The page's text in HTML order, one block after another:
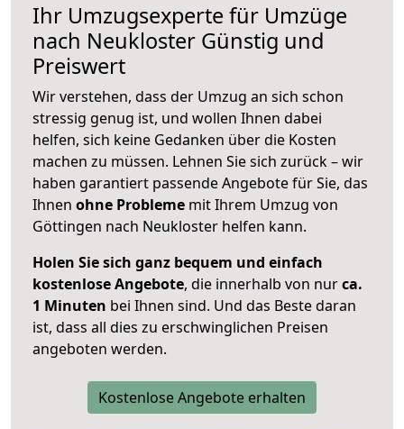
Ihr Umzugsexperte für Umzüge
nach Neukloster Günstig und
Preiswert
Wir verstehen, dass der Umzug an sich schon
stressig genug ist, und wollen Ihnen dabei
helfen, sich keine Gedanken über die Kosten
machen zu müssen. Lehnen Sie sich zurück – wir
haben garantiert passende Angebote für Sie, das
Ihnen ohne Probleme mit Ihrem Umzug von
Göttingen nach Neukloster helfen kann.
Holen Sie sich ganz bequem und einfach
kostenlose Angebote, die innerhalb von nurca.
1 Minuten bei Ihnen sind. Und das Beste daran
ist, dass all dies zu erschwinglichen Preisen
angeboten werden.
Kostenlose Angebote erhalten